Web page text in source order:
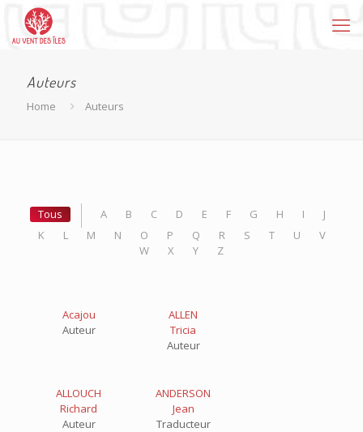
Auteurs
Home Auteurs
Tous A B C D E F G H I
J
K
L M N O P Q R S T U
V
W
X Y Z
Acajou
Auteur
ALLEN
Tricia
Auteur
ALLOUCH
Richard
Auteur
ANDERSON
Jean
Traducteur